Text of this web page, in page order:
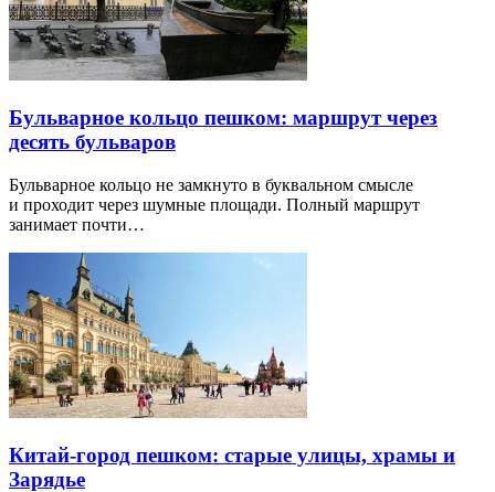
Бульварное кольцо пешком: маршрут через
десять бульваров
Бульварное кольцо не замкнуто в буквальном смысле
и проходит через шумные площади. Полный маршрут
занимает почти…
Китай-город пешком: старые улицы, храмы и
Зарядье